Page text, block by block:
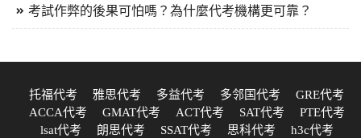
考試作弊的後果可怕嗎？為什麼代考機構更可靠？
托福代考 雅思代考 多益代考 多邻国代考
GRE代考
ACCA代考
GMAT代考 ACT代考 SAT代考
PTE代考
lsat代考
朗思代考 SSAT代考 思科代考
h3c代考